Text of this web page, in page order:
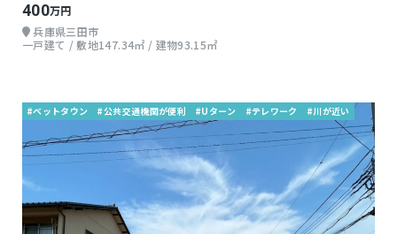
400万円
兵庫県三田市
一戸建て / 敷地147.34㎡ / 建物93.15㎡
#ベットタウン #公共交通機関が便利 #Uターン #テレワーク #川が近い